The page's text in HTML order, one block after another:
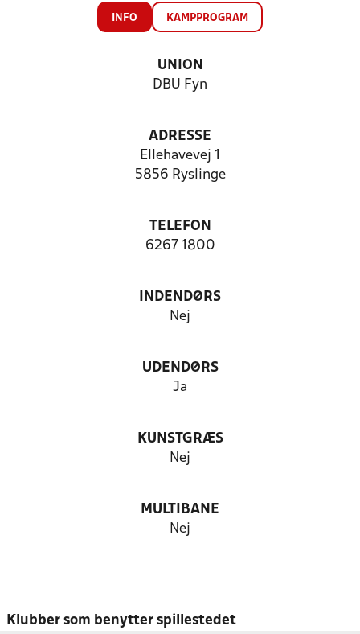
INFO KAMPPROGRAM
UNION
DBU Fyn
ADRESSE
Ellehavevej 1
5856 Ryslinge
TELEFON
6267 1800
INDENDØRS
Nej
UDENDØRS
Ja
KUNSTGRÆS
Nej
MULTIBANE
Nej
Klubber som benytter spillestedet